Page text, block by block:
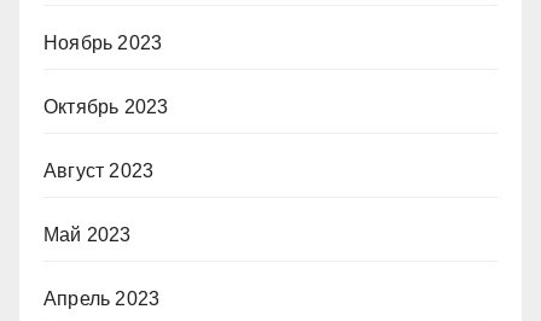
Ноябрь 2023
Октябрь 2023
Август 2023
Май 2023
Апрель 2023